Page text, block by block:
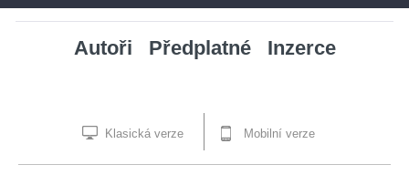
Autoři Předplatné Inzerce
Klasická verze Mobilní verze